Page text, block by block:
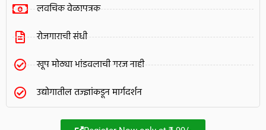
लवचिक वेळापत्रक
रोजगाराची संधी
खूप मोठ्या भांडवलाची गरज नाही
उद्योगातील तज्ज्ञांकडून मार्गदर्शन